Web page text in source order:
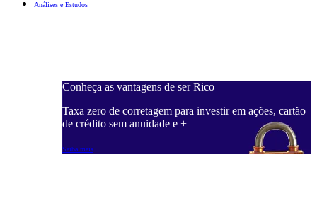
Análises e Estudos
Conheça as vantagens de ser Rico
Taxa zero de corretagem para investir em ações, cartão
de crédito sem anuidade e +
Saiba mais